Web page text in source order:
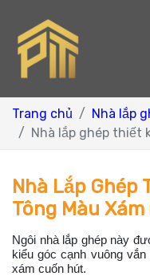
Trang chủ
Nhà lắp
Nhà lắp ghép thiết kế
Nhà Lắp Ghép
Tông Màu
Ngôi nhà lắp ghép này
kiểu góc cạnh vuông
xám cuốn hút.